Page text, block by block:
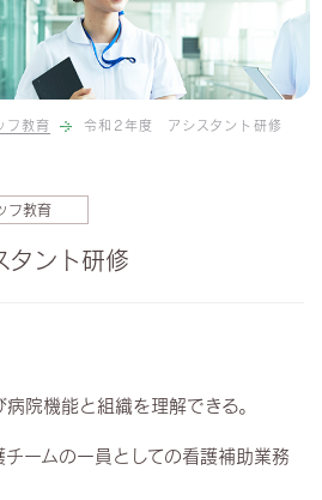
フ教育 令和2年度 アシスタント研修
フ教育
ント研修
機能と組織を理解できる。
ームの一員としての看護補助業務